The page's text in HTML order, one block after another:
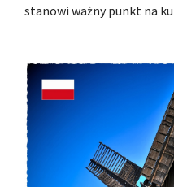
stanowi ważny punkt na